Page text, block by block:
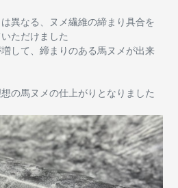
異なる、ヌメ繊維の締まり具合を
ただけました
して、締まりのある馬ヌメが出来
の馬ヌメの仕上がりとなりました